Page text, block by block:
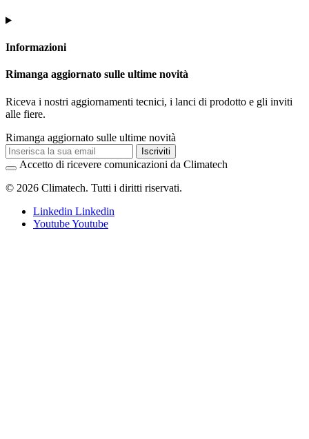
Informazioni
Rimanga aggiornato sulle ultime novità
Riceva i nostri aggiornamenti tecnici, i lanci di prodotto e gli inviti
alle fiere.
Rimanga aggiornato sulle ultime novità
Iscriviti
Accetto di ricevere comunicazioni da Climatech
© 2026 Climatech. Tutti i diritti riservati.
Linkedin Linkedin
YoutubeYoutube